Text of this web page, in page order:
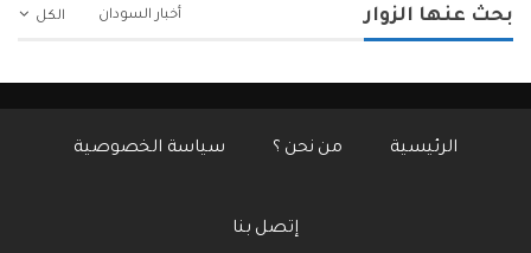
الكل بحث عنها الزوار أخبار السودان
الرئيسية من نحن ؟ سياسة الخصوصية
إتصل بنا